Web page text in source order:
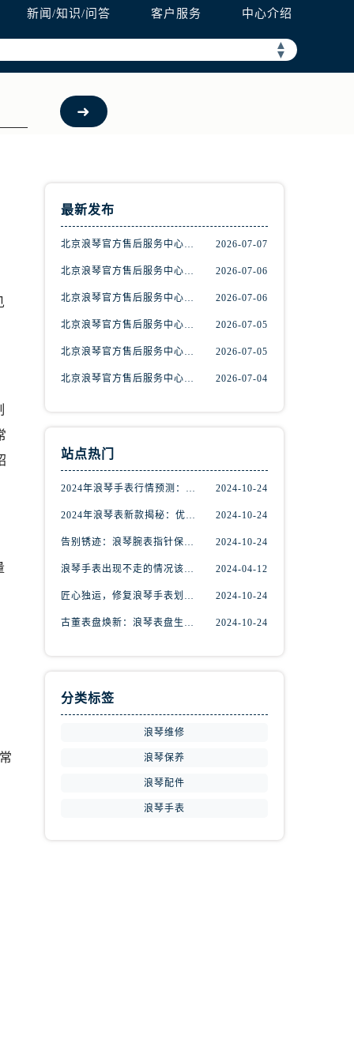
新闻/知识/问答 客户服务 中心介绍
▲
▼
最新发布
北京浪琴官方售后服务中心｜维修地址与官方客服热线权威信息公示（2026年7月最新） 2026-07-07
北京浪琴官方售后服务中心｜最新电话与网点地址权威信息公示（2026年7月最新） 2026-07-06
北京浪琴官方售后服务中心｜最新地址和售后服务热线权威信息公示（2026年7月最新） 2026-07-06
北京浪琴官方售后服务中心｜完整热线和最新维修地址权威信息公示（2026年7月最新） 2026-07-05
北京浪琴官方售后服务中心｜最新热线及官方维修地址权威信息公示（2026年7月最新） 2026-07-05
北京浪琴官方售后服务中心｜完整地址及服务热线权威信息公示（2026年7月最新） 2026-07-04
站点热门
2024年浪琴手表行情预测：掌握先机，尽享潮流魅力 2024-10-24
2024年浪琴表新款揭秘：优雅与创新的完美融合 2024-10-24
告别锈迹：浪琴腕表指针保养秘籍揭秘 2024-10-24
浪琴手表出现不走的情况该如何维修？ 2024-04-12
匠心独运，修复浪琴手表划痕：专业技巧大揭秘 2024-10-24
古董表盘焕新：浪琴表盘生锈修复秘籍揭秘 2024-10-24
分类标签
浪琴维修
浪琴保养
浪琴配件
浪琴手表